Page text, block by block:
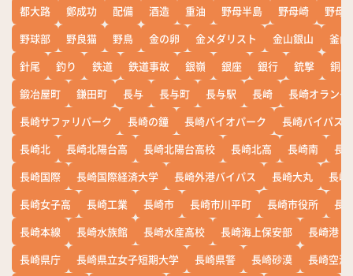
都大路
鄭成功 配備 酒造 重油 野母半島 野母崎
野母
野球部
野良猫 野鳥 金の卵 金メダリスト 金山銀山
釜山
針尾
釣り 鉄道 鉄道事故 銀嶺 銀座 銀行 銃撃
銅座
鍛冶屋町
鎌田町 長与 長与町 長与駅 長崎
長崎オランダ
長崎サファリパーク
長崎の鐘 長崎バイオパーク
長崎バイパス
長崎北
長崎北陽台高 長崎北陽台高校 長崎北高 長崎南
長
長崎国際
長崎国際経済大学 長崎外港バイパス 長崎大丸
長崎
長崎女子高
長崎工業 長崎市 長崎市川平町 長崎市役所
長
長崎本線
長崎水族館 長崎水産高校 長崎海上保安部
長崎港
長崎県庁
長崎県立女子短期大学 長崎県警 長崎砂漠
長崎空港